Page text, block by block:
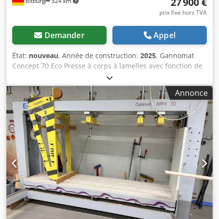
prix fixe hors TVA
Demander Appel
État: nouveau, Année de construction: 2025, Gannomat
Concept 70 Eco Presse à corps à lamelles avec fonction de
déplacement rapide Données techniques : Presse à corps
à lamelles provenant de notre exposition ; Zone de travail :
largeur de 150 à 2 500 mm, hauteur de 150 à 1 400 mm,
profondeur de 700 mm ; Csdpfxeiidm Ns Akajha - Barre de
presse à lamelles supérieure avec 6 éléments, barre de
presse à lamelles latérale avec 5 éléments - Barres de
presse à lamelles dotées d’un système de compensation
des tolérances éprouvé, pour des assemblages de corps
parfaitement ajustés - Les surfaces de contre-pression
sont constituées de plaques de support continues,
revêtues et d’une épaisseur de 40 mm - La force de presse
des barres de presse est réglée électroniquement de
manière progressive par 2 potentiomètres et contrôlée via
un convertisseur de fréquence, ce qui garantit une
Annonce